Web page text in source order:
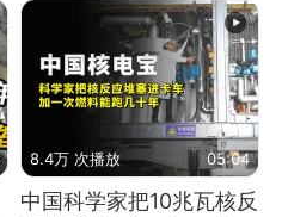
8.4万 次播放 05:04
中国科学家把10兆瓦核反